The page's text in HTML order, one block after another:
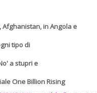
Afghanistan, in Angola e
tipo di
a stupri e
One Billion Rising